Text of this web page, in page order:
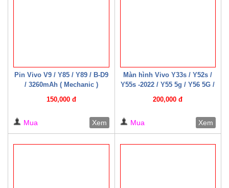
Pin Vivo V9 / Y85 / Y89 / B-D9
/ 3260mAh ( Mechanic )
150,000 đ
Mua Xem
Màn hình Vivo Y33s / Y52s /
Y55s -2022 / Y55 5g / Y56 5G /
Y77e / Y72t / U5 / T2x / T1x /
200,000 đ
Mua Xem